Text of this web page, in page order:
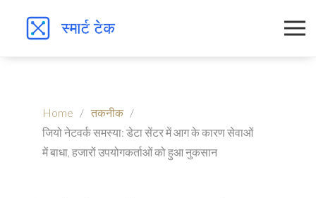
Home
तकनीक
जियो नेटवर्क समस्या: डेटा सेंटर में आग के कारण सेवाओं
में बाधा, हजारों उपयोगकर्ताओं को हुआ नुकसान